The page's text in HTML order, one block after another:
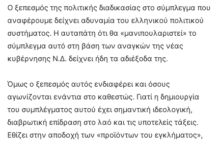
Ο ξεπεσμός της πολιτικής διαδικασίας στο σύμπλεγμα που
αναφέρουμε δείχνει αδυναμία του ελληνικού πολιτικού
συστήματος. Η αυταπάτη ότι θα «μανιπουλαριστεί» το
σύμπλεγμα αυτό στη βάση των αναγκών της νέας
κυβέρνησης Ν.Δ. δείχνει ήδη τα αδιέξοδα της.
Όμως ο ξεπεσμός αυτός ενδιαφέρει και όσους
αγωνίζονται ενάντια στο καθεστώς. Γιατί η δημιουργία
του συμπλέγματος αυτού έχει σημαντική ιδεολογική,
διαβρωτική επίδραση στο λαό και τις υποτελείς τάξεις.
Εθίζει στην αποδοχή των «προϊόντων του εγκλήματος»,